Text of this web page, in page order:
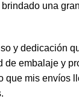
una
y dedicación
de embalaje y
que mis envíos